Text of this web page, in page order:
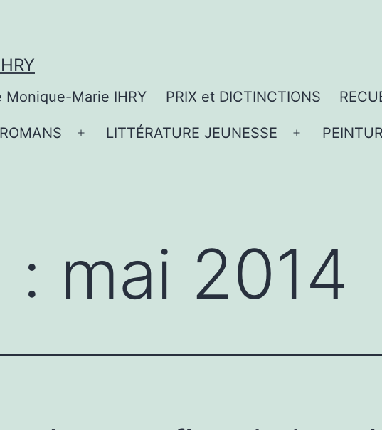
Monique-Marie IHRY PRIX et DICTINCTIONS
ROMANS
Ouvrir
LITTÉRATURE JEUNESSE
Ouvrir
: mai 2014